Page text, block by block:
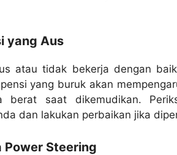
yang Aus
atau tidak bekerja dengan
yang buruk akan
berat saat dikemudikan.
dan lakukan perbaikan jika
Power Steering